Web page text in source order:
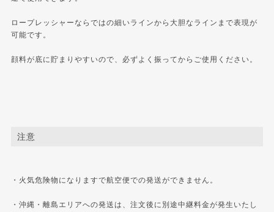
ロープレッシャーならではの細いラインから大胆なラインまで表現が
可能です。
顔料が底に貯まりやすいので、必ずよく振ってからご使用ください。
注意
・火気危険物になりますで航空便での発送ができません。
・沖縄・離島エリアへの発送は、注文後に別途中継料金が発生いたし